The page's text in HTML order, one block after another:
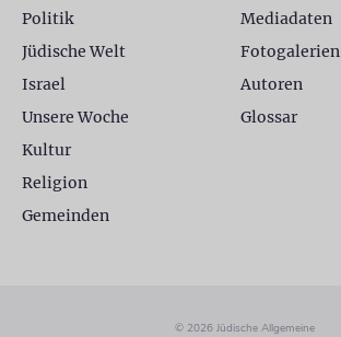
Politik
Jüdische Welt
Israel
Unsere Woche
Kultur
Religion
Gemeinden
Mediadaten
Fotogalerien
Autoren
Glossar
© 2026 Jüdische Allgemeine